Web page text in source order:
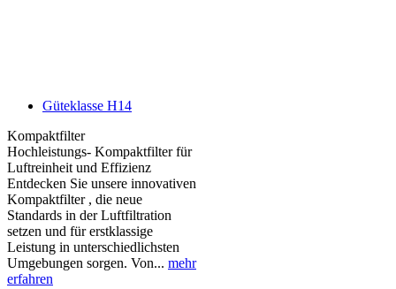
Güteklasse H14
Kompaktfilter
Hochleistungs- Kompaktfilter für
Luftreinheit und Effizienz
Entdecken Sie unsere innovativen
Kompaktfilter , die neue
Standards in der Luftfiltration
setzen und für erstklassige
Leistung in unterschiedlichsten
Umgebungen sorgen. Von... mehr
erfahren